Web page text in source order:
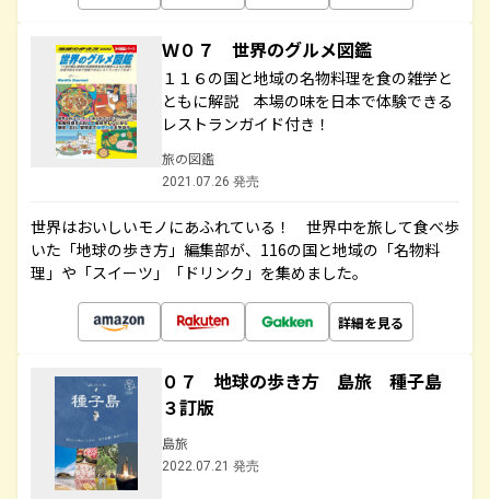
Ｗ０７ 世界のグルメ図鑑
１１６の国と地域の名物料理を食の雑学と
ともに解説 本場の味を日本で体験できる
レストランガイド付き！
旅の図鑑
2021.07.26 発売
世界はおいしいモノにあふれている！ 世界中を旅して食べ歩
いた「地球の歩き方」編集部が、116の国と地域の「名物料
理」や「スイーツ」「ドリンク」を集めました。
詳細を見る
０７ 地球の歩き方 島旅 種子島
３訂版
島旅
2022.07.21 発売